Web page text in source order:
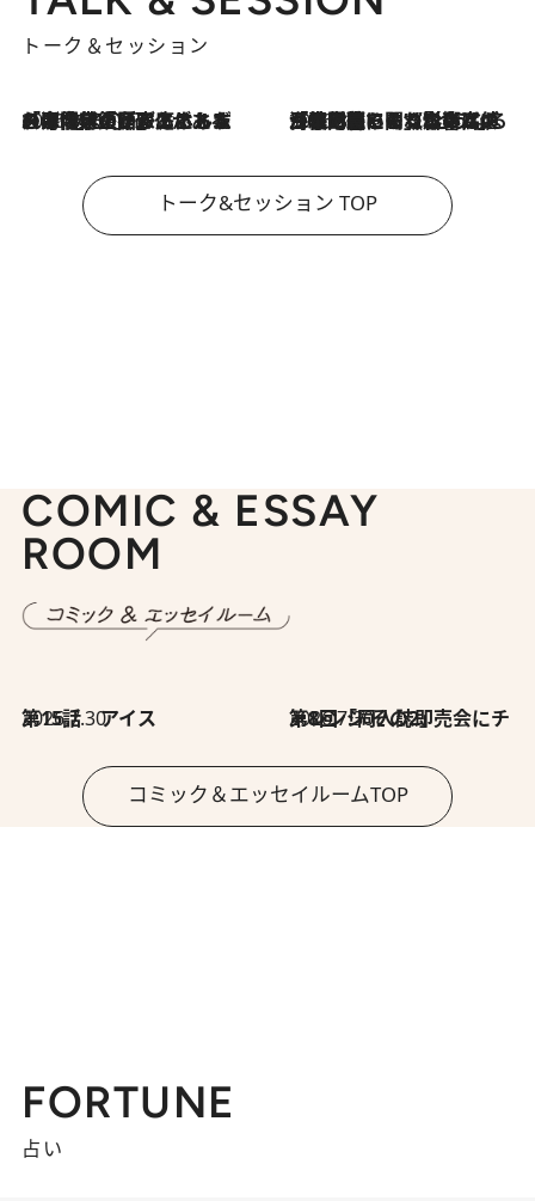
トーク＆セッション
2026.8.3
「今後値上げがあるとすれば…」「リスクがあるのは今年の冬」エネルギー専門家が語る、ホルムズ海峡封鎖が家庭にもたらす“ある心配” 2026.8.3
「住宅建てられない…」「サーチャージ料の高値が続いている」ホルムズ海峡封鎖による影響はいつまで続く？《エネルギー専門家に聞く“どうなる日本の暮らし”》
トーク&セッション TOP
COMIC & ESSAY
ROOM
2026.7.30
第15話 アイス 2026.7.30
第8回「同人誌即売会にチャレンジ その2」
コミック＆エッセイルームTOP
FORTUNE
占い